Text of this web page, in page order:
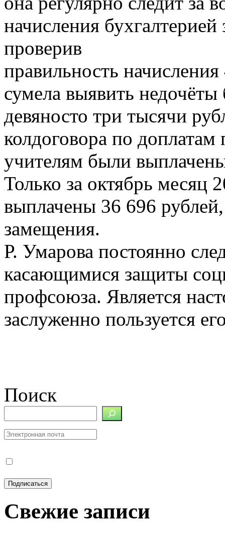
начисления
проверив
правильность
сумела выявить
девяносто три тысячи
колдоговора по
учителям были
Только за октябрь месяц
выплачены 36 696
замещения.
Р. Умарова постоянно
касающимися защиты
профсоюза. Является
заслуженно пользуется
Поиск
Свежие записи